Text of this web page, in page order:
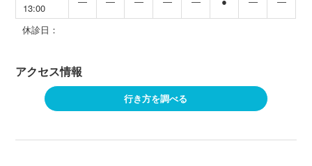
13:00
休診日：
アクセス情報
行き方を調べる